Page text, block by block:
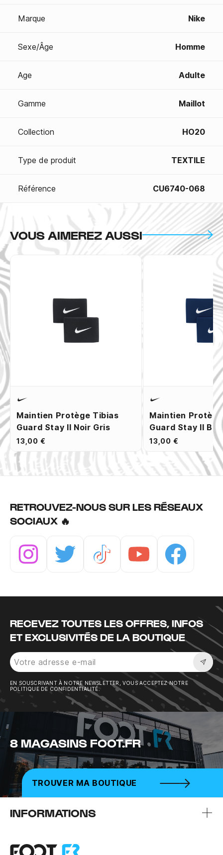
Marque Nike
Sexe/Âge Homme
Age Adulte
Gamme Maillot
Collection HO20
Type de produit TEXTILE
Référence CU6740-068
VOUS AIMEREZ AUSSI
Maintien Protège Tibias
Guard Stay II Noir Gris
13,00 €
Maintien
Guard Stay II
13,00 €
RETROUVEZ-NOUS SUR LES RÉSEAUX
SOCIAUX 🔥
RECEVEZ TOUTES LES OFFRES, INFOS
ET EXCLUSIVITÉS DE LA BOUTIQUE
EN SOUSCRIVANT À NOTRE NEWSLETTER, VOUS ACCEPTEZ NOTRE
POLITIQUE DE CONFIDENTIALITÉ.
8 MAGASINS FOOT.FR
TROUVER MA BOUTIQUE
INFORMATIONS